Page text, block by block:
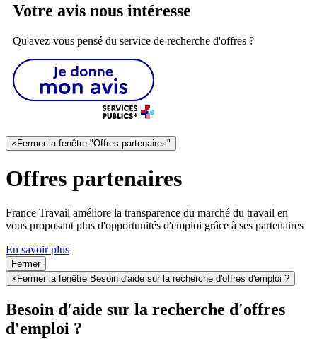
Votre avis nous intéresse
Qu'avez-vous pensé du service de recherche d'offres ?
×Fermer la fenêtre "Offres partenaires"
Offres partenaires
France Travail améliore la transparence du marché du travail en
vous proposant plus d'opportunités d'emploi grâce à ses partenaires
En savoir plus
Fermer
× Fermer la fenêtre Besoin d'aide sur la recherche d'offres d'emploi ?
Besoin d'aide sur la recherche d'offres
d'emploi ?